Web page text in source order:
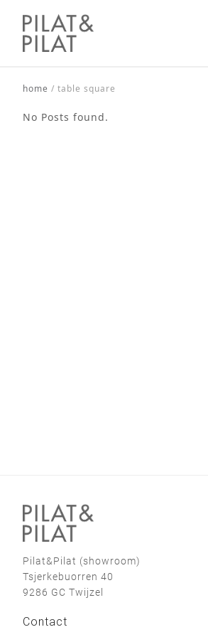
home / table square
No Posts found.
Pilat&Pilat (showroom)
Tsjerkebuorren 40
9286 GC Twijzel
Contact